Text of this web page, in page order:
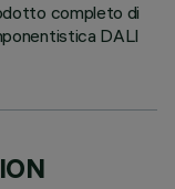
completo di
DALI